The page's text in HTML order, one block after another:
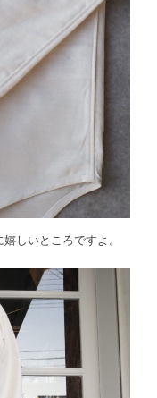
しいところですよ。